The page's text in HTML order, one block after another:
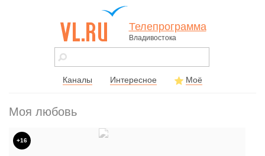
vl.ru - сайт
города
Телепрограмма
Владивостока
Каналы Интересное Моё
Моя любовь
+16